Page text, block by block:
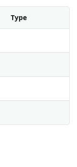
Type